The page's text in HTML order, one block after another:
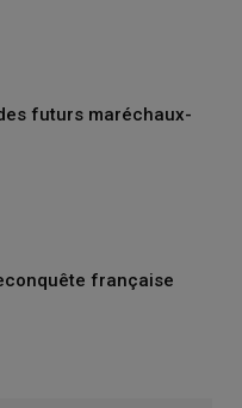
futurs maréchaux-
française